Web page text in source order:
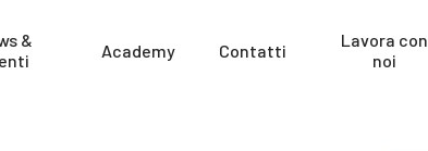
&
Academy Contatti
Lavora con
noi